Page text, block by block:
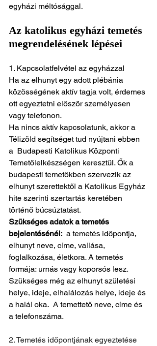
egyházi méltósággal.
Az katolikus egyházi temetés
megrendelésének lépései
1. Kapcsolatfelvétel az egyházzal
Ha az elhunyt egy adott plébánia
közösségének aktív tagja volt, érdemes
ott egyeztetni először személyesen
vagy telefonon.
Ha nincs aktív kapcsolatunk, akkor a
Télizöld segítséget tud nyújtani ebben
a  Budapesti Katolikus Központi
Temetőlelkészségen keresztül. Ők a
budapesti temetőkben szervezik az
elhunyt szerettektől a Katolikus Egyház
hite szerinti szertartás keretében
történő búcsúztatást.
Szükséges adatok a temetés
bejelentésénél: a temetés időpontja,
elhunyt neve, címe, vallása,
foglalkozása, életkora. A temetés
formája: urnás vagy koporsós lesz.
Szükséges még az elhunyt születési
helye, ideje, elhalálozás helye, ideje és
a halál oka.  A temettető neve, címe és
a telefonszáma.
2. Temetés időpontjának egyeztetése